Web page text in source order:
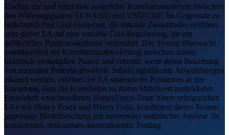
Trading dar und nutzt eine ausgefeilte Korrelationsanalyse zwischen
den Währungspaaren EUR/USD und USD/CHF. Im Gegensatz zu
herkömmlichen Grid-Systemen, die riskante Zusatztrades eröffnen,
setzt dieser EA auf eine variable Grid-Regulierung, die ein
gefährliches Positionsskalieren verhindert. Das System überwacht
kontinuierlich die Korrelationsabweichung zwischen diesen
historisch verknüpften Paaren und erkennt, wenn deren Beziehung
von normalen Patterns abweicht. Sobald signifikante Abweichungen
erkannt werden, eröffnet der EA strategische Positionen in der
Erwartung, dass die Korrelation zu ihrem Mittelwert zurückkehrt.
Entwickelt vom bewährten HappyForex-Team hinter erfolgreichen
EAs wie Heavy Forex und Heavy Gold, kombiniert dieses System
jahrelange Marktforschung mit modernster statistischer Analyse für
konsistentes, risikoarmes automatisiertes Trading.